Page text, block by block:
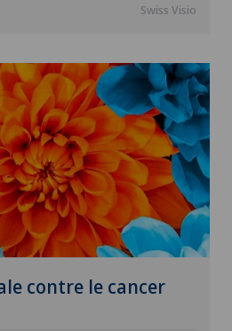
Swiss Visio
contre le cancer